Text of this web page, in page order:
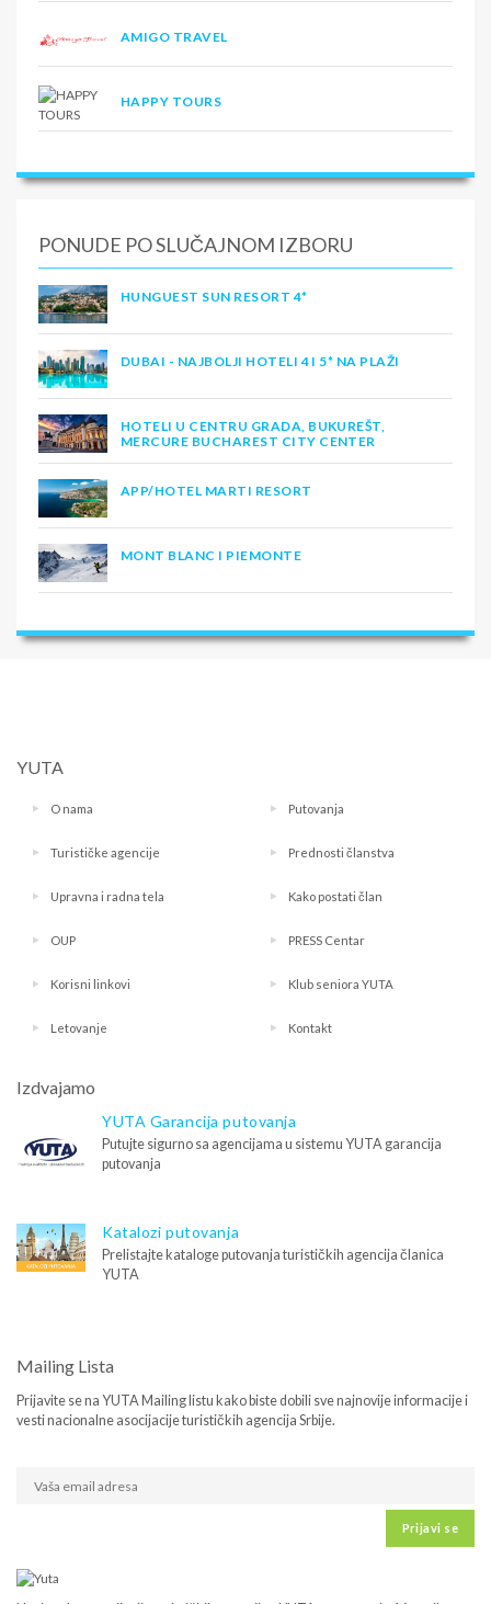
AMIGO TRAVEL
HAPPY TOURS
PONUDE PO SLUČAJNOM IZBORU
HUNGUEST SUN RESORT 4*
DUBAI - NAJBOLJI HOTELI 4 I 5* NA PLAŽI
HOTELI U CENTRU GRADA, BUKUREŠT,
MERCURE BUCHAREST CITY CENTER
APP/HOTEL MARTI RESORT
MONT BLANC I PIEMONTE
YUTA
O nama Putovanja
Turističke agencije Prednosti članstva
Upravna i radna tela Kako postati član
OUP PRESS Centar
Korisni linkovi Klub seniora YUTA
Letovanje Kontakt
Izdvajamo
YUTA Garancija putovanja
Putujte sigurno sa agencijama u sistemu YUTA garancija
putovanja
Katalozi putovanja
Prelistajte kataloge putovanja turističkih agencija članica
YUTA
Mailing Lista
Prijavite se na YUTA Mailing listu kako biste dobili sve najnovije informacije i
vesti nacionalne asocijacije turističkih agencija Srbije.
Prijavi se